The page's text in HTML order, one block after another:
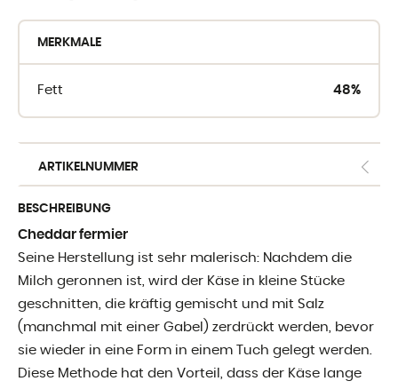
E-shop fur Profis
MERKMALE
Fett 48%
ARTIKELNUMMER
BESCHREIBUNG
Cheddar fermier
Seine Herstellung ist sehr malerisch: Nachdem die
Milch geronnen ist, wird der Käse in kleine Stücke
geschnitten, die kräftig gemischt und mit Salz
(manchmal mit einer Gabel) zerdrückt werden, bevor
sie wieder in eine Form in einem Tuch gelegt werden.
Diese Methode hat den Vorteil, dass der Käse lange